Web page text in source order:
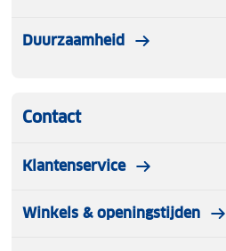
Duurzaamheid
Contact
Klantenservice
Winkels & openingstijden